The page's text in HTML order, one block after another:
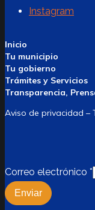
Instagram
Inicio
Tu municipio
Tu gobierno
Trámites y Servicios
Transparencia,
Aviso de privacidad –
Correo electrónico *
Enviar